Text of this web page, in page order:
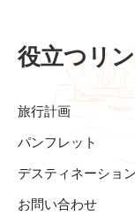
役立つリ
旅行計画
パンフレット
デスティネーショ
お問い合わせ